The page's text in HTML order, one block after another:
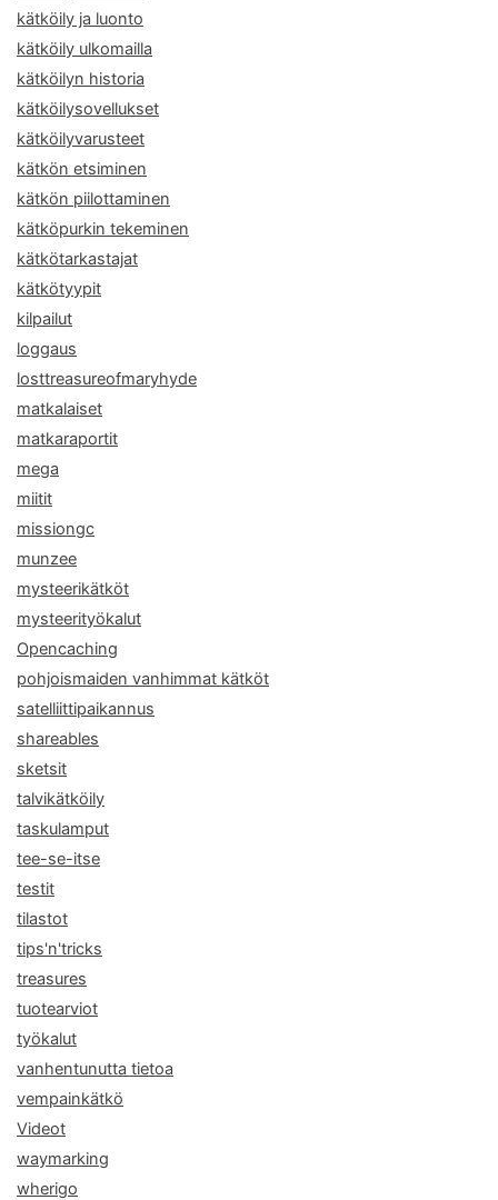
kätköily ja luonto
kätköily ulkomailla
kätköilyn historia
kätköilysovellukset
kätköilyvarusteet
kätkön etsiminen
kätkön piilottaminen
kätköpurkin tekeminen
kätkötarkastajat
kätkötyypit
kilpailut
loggaus
losttreasureofmaryhyde
matkalaiset
matkaraportit
mega
miitit
missiongc
munzee
mysteerikätköt
mysteerityökalut
Opencaching
pohjoismaiden vanhimmat kätköt
satelliittipaikannus
shareables
sketsit
talvikätköily
taskulamput
tee-se-itse
testit
tilastot
tips'n'tricks
treasures
tuotearviot
työkalut
vanhentunutta tietoa
vempainkätkö
Videot
waymarking
wherigo